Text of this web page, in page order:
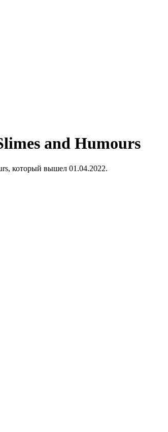
and Humours
который вышел 01.04.2022.